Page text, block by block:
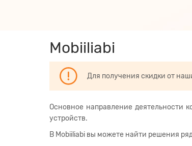
Mobiiliabi
Для получения скидки от
Основное направление деятельности
устройств.
В Mobiiliabi вы можете найти решения